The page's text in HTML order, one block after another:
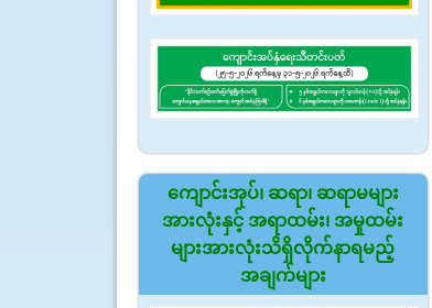
ကျောင်းအုပ်၊ ဆရာ၊ ဆရာမများ
အားလုံးနှင့် အရာထမ်း၊ အမှုထမ်း
များအားလုံးသိရှိလိုက်နာရမည့်
အချက်များ